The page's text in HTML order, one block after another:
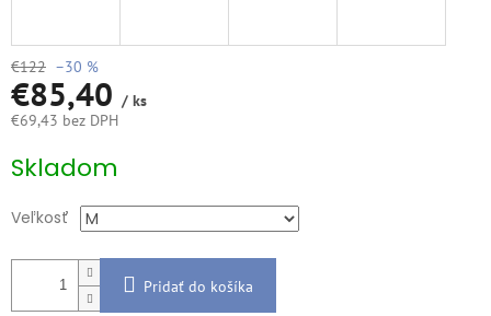
€122 –30 %
€85,40 / ks
€69,43 bez DPH
cena:
Skladom
Veľkosť
Pridať do košíka